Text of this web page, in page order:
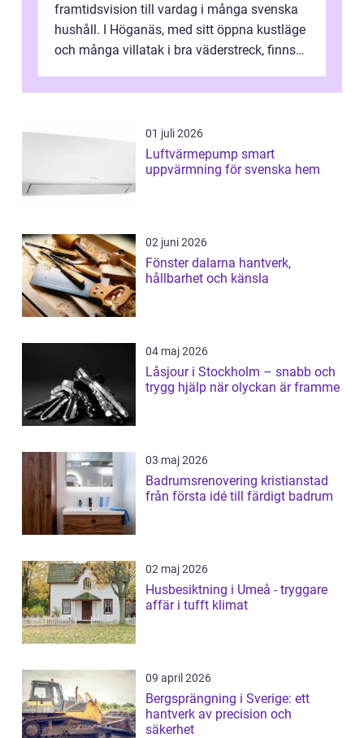
framtidsvision till vardag i många svenska
hushåll. I Höganäs, med sitt öppna kustläge
och många villatak i bra väderstreck, finns
01 juli 2026
Luftvärmepump smart
uppvärmning för svenska hem
02 juni 2026
Fönster dalarna hantverk,
hållbarhet och känsla
04 maj 2026
Låsjour i Stockholm – snabb och
trygg hjälp när olyckan är framme
03 maj 2026
Badrumsrenovering kristianstad
från första idé till färdigt badrum
02 maj 2026
Husbesiktning i Umeå - tryggare
affär i tufft klimat
09 april 2026
Bergsprängning i Sverige: ett
hantverk av precision och
säkerhet